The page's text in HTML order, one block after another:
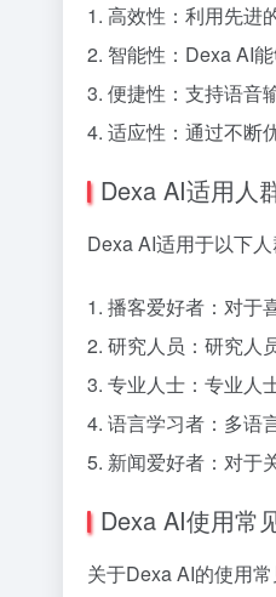
1. 高效性：利用先进
2. 智能性：Dexa AI
3. 便捷性：支持语音
4. 适应性：通过不断
Dexa AI适用人
Dexa AI适用于以下人
1. 播客爱好者：对于
2. 研究人员：研究人
3. 专业人士：专业人
4. 语言学习者：多语
5. 新闻爱好者：对于
Dexa AI使用常
关于Dexa AI的使用